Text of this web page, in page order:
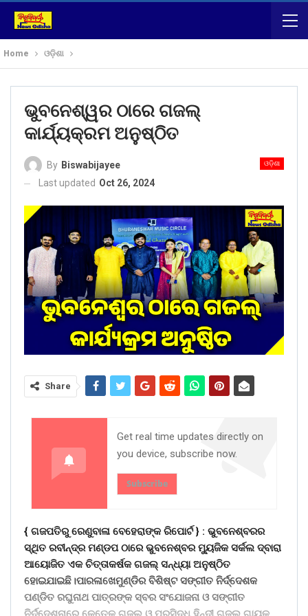
Home ଓଡ଼ିଶା
ଭୁବନେଶ୍ୱର ଠାରେ ଗଜଲ୍
କାର୍ଯ୍ୟକ୍ରମ ଅନୁଷ୍ଠିତ
ଓଡ଼ିଶା
By Biswabijayee
Last updated Oct 26, 2024
Share
Get real time updates directly on
you device, subscribe now.
Subscribe
{ ଗଜପତିରୁ ରେଣୁବାଳା ବେହେରାଙ୍କ ରିପୋର୍ଟ } : ଭୁବନେଶ୍ବରର
ସ୍ଥିତ ରବୀନ୍ଦ୍ର ମଣ୍ଡପ ଠାରେ ଭୁବନେଶ୍ବର ମ୍ୟୁଜିକ ସର୍କଲ ଦ୍ବାରା
ଆୟୋଜିତ ଏକ ଚିତ୍ତାକର୍ଷକ ଗଜଲ୍ ସନ୍ଧ୍ୟା ଅନୁଷ୍ଠିତ
ହୋଇଯାଇଛି।ପାରଳାଖେମୁଣ୍ଡିର ବିଶିଷ୍ଟ ସଙ୍ଗୀତ ନିର୍ଦ୍ଦେଶକ
ପଣ୍ଡିତ ରଘୁନାଥ ପାତ୍ରଙ୍କ ସ୍ବର ସଂଯୋଜନା ଓ ସଙ୍ଗୀତ